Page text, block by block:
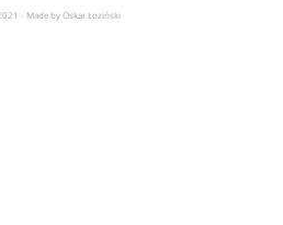
- Made by Oskar Łoziński